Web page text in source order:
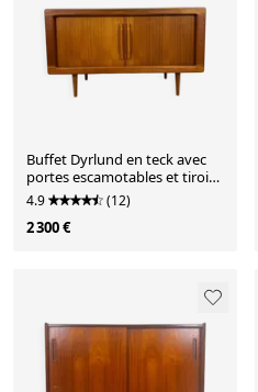
Buffet Dyrlund en teck avec
portes escamotables et tiroirs
intérieurs, Danemark 1960
4.9 (12)
2 300 €